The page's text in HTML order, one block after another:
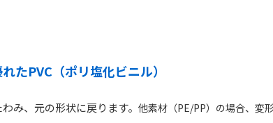
たPVC（ポリ塩化ビニル）
み、元の形状に戻ります。 他素材（PE/PP）の場合、変